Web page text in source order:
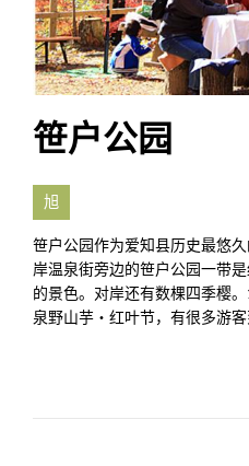
笹户公园
旭
笹户公园作为爱知县历史最悠
岸温泉街旁边的笹户公园一带
的景色。对岸还有数棵四季樱
泉野山芋・红叶节，有很多游客